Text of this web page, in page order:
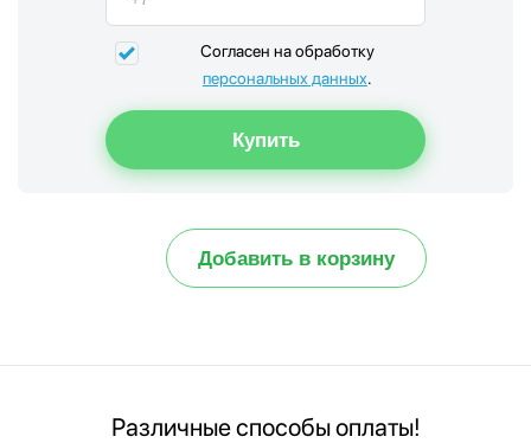
Согласен на обработку
персональных данных.
Добавить в корзину
Различные способы оплаты!